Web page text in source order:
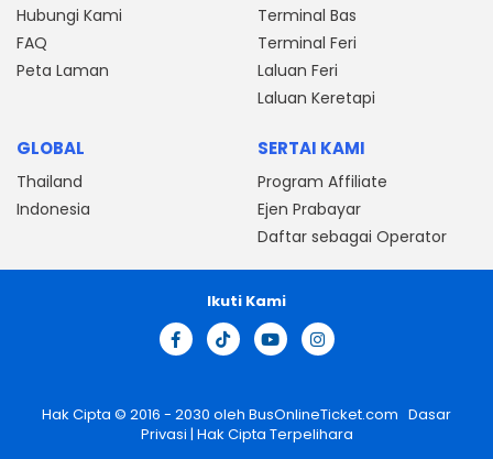
Hubungi Kami
FAQ
Peta Laman
Terminal Bas
Terminal Feri
Laluan Feri
Laluan Keretapi
GLOBAL
Thailand
Indonesia
SERTAI KAMI
Program Affiliate
Ejen Prabayar
Daftar sebagai Operator
Hak Cipta © 2016 - 2030 oleh BusOnlineTicket.com Dasar
Privasi | Hak Cipta Terpelihara
Ikuti Kami